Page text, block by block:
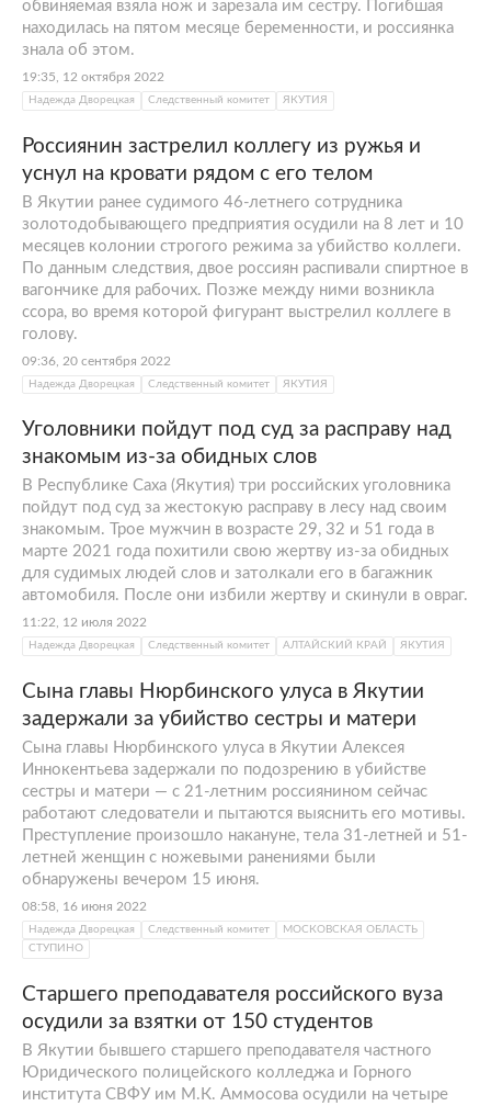
обвиняемая взяла нож и зарезала им сестру. Погибшая
находилась на пятом месяце беременности, и россиянка
знала об этом.
19:35, 12 октября 2022
Надежда Дворецкая Следственный комитет ЯКУТИЯ
Россиянин застрелил коллегу из ружья и
уснул на кровати рядом с его телом
В Якутии ранее судимого 46-летнего сотрудника
золотодобывающего предприятия осудили на 8 лет и 10
месяцев колонии строгого режима за убийство коллеги.
По данным следствия, двое россиян распивали спиртное в
вагончике для рабочих. Позже между ними возникла
ссора, во время которой фигурант выстрелил коллеге в
голову.
09:36, 20 сентября 2022
Надежда Дворецкая Следственный комитет ЯКУТИЯ
Уголовники пойдут под суд за расправу над
знакомым из-за обидных слов
В Республике Саха (Якутия) три российских уголовника
пойдут под суд за жестокую расправу в лесу над своим
знакомым. Трое мужчин в возрасте 29, 32 и 51 года в
марте 2021 года похитили свою жертву из-за обидных
для судимых людей слов и затолкали его в багажник
автомобиля. После они избили жертву и скинули в овраг.
11:22, 12 июля 2022
Надежда Дворецкая Следственный комитет АЛТАЙСКИЙ КРАЙ ЯКУТИЯ
Сына главы Нюрбинского улуса в Якутии
задержали за убийство сестры и матери
Сына главы Нюрбинского улуса в Якутии Алексея
Иннокентьева задержали по подозрению в убийстве
сестры и матери — с 21-летним россиянином сейчас
работают следователи и пытаются выяснить его мотивы.
Преступление произошло накануне, тела 31-летней и 51-
летней женщин с ножевыми ранениями были
обнаружены вечером 15 июня.
08:58, 16 июня 2022
Надежда Дворецкая Следственный комитет
МОСКОВСКАЯ ОБЛАСТЬ
СТУПИНО
Старшего преподавателя российского вуза
осудили за взятки от 150 студентов
В Якутии бывшего старшего преподавателя частного
Юридического полицейского колледжа и Горного
института СВФУ им М.К. Аммосова осудили на четыре